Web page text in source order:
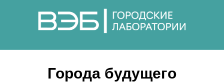
Города будущего